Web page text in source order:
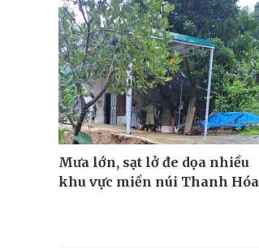
Mưa lớn, sạt lở đe dọa nhiều
khu vực miền núi Thanh Hóa